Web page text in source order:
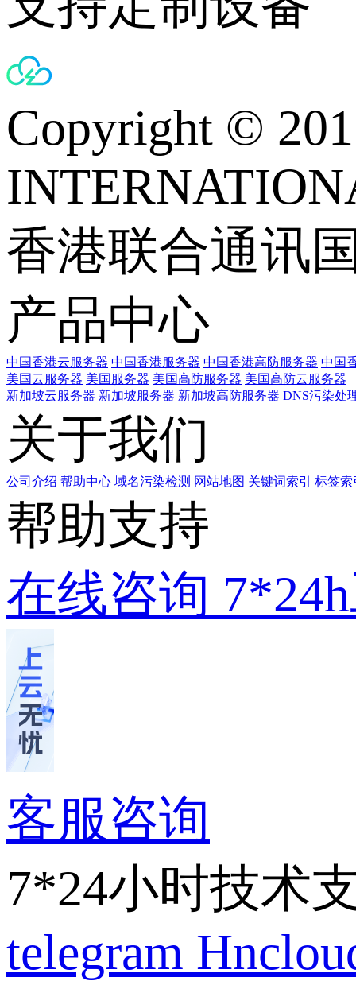
Copyright ©
香港联合通讯
产品中心
中国香港云服务器 中国香港服务器 中国香港高防服务器 中国
美国云服务器 美国服务器 美国高防服务器 美国高防云服务器
新加坡云服务器 新加坡服务器 新加坡高防服务器 DNS污染处
关于我们
公司介绍 帮助中心 域名污染检测 网站地图 关键词索引 标签索
帮助支持
在线咨询
客服咨询
7*24小时技术
telegram